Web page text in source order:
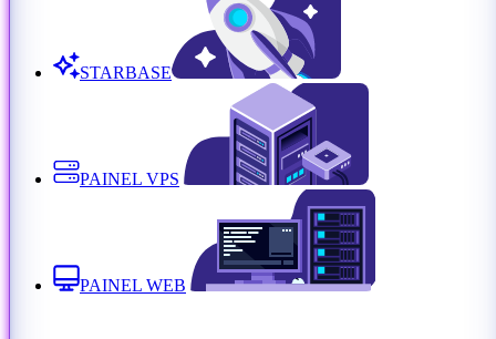
STARBASE
PAINEL VPS
PAINEL WEB